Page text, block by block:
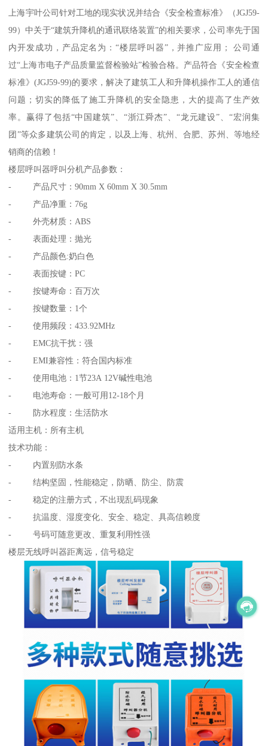
上海宇叶公司针对工地的现实状况并结合《安全检查标准》（JGJ59-
99）中关于“建筑升降机的通讯联络装置”的相关要求，公司率先于国
内开发成功，产品定名为：“楼层呼叫器”，并推广应用； 公司通
过“上海市电子产品质量监督检验站”检验合格。产品符合《安全检查
标准》(JGJ59-99)的要求，解决了建筑工人和升降机操作工人的通信
问题；切实的降低了施工升降机的安全隐患，大的提高了生产效
率。赢得了包括“中国建筑”、“浙江舜杰”、“龙元建设”、“宏润集
团”等众多建筑公司的肯定，以及上海、杭州、合肥、苏州、等地经
销商的信赖！
楼层呼叫器呼叫分机产品参数：
- 产品尺寸：90mm X 60mm X 30.5mm
- 产品净重：76g
- 外壳材质：ABS
- 表面处理：抛光
- 产品颜色:奶白色
- 表面按键：PC
- 按键寿命：百万次
- 按键数量：1个
- 使用频段：433.92MHz
- EMC抗干扰：强
- EMI兼容性：符合国内标准
- 使用电池：1节23A 12V碱性电池
- 电池寿命：一般可用12-18个月
- 防水程度：生活防水
适用主机：所有主机
技术功能：
- 内置别防水条
- 结构坚固，性能稳定，防晒、防尘、防震
- 稳定的注册方式，不出现乱码现象
- 抗温度、湿度变化、安全、稳定、具高信赖度
- 号码可随意更改、重复利用性强
楼层无线呼叫器距离远，信号稳定